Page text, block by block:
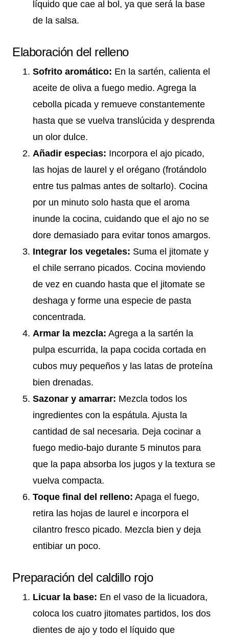
líquido que cae al bol, ya que será la base
de la salsa.
Elaboración del relleno
Sofrito aromático: En la sartén, calienta el
aceite de oliva a fuego medio. Agrega la
cebolla picada y remueve constantemente
hasta que se vuelva translúcida y desprenda
un olor dulce.
Añadir especias: Incorpora el ajo picado,
las hojas de laurel y el orégano (frotándolo
entre tus palmas antes de soltarlo). Cocina
por un minuto solo hasta que el aroma
inunde la cocina, cuidando que el ajo no se
dore demasiado para evitar tonos amargos.
Integrar los vegetales: Suma el jitomate y
el chile serrano picados. Cocina moviendo
de vez en cuando hasta que el jitomate se
deshaga y forme una especie de pasta
concentrada.
Armar la mezcla: Agrega a la sartén la
pulpa escurrida, la papa cocida cortada en
cubos muy pequeños y las latas de proteína
bien drenadas.
Sazonar y amarrar: Mezcla todos los
ingredientes con la espátula. Ajusta la
cantidad de sal necesaria. Deja cocinar a
fuego medio-bajo durante 5 minutos para
que la papa absorba los jugos y la textura se
vuelva compacta.
Toque final del relleno: Apaga el fuego,
retira las hojas de laurel e incorpora el
cilantro fresco picado. Mezcla bien y deja
entibiar un poco.
Preparación del caldillo rojo
Licuar la base: En el vaso de la licuadora,
coloca los cuatro jitomates partidos, los dos
dientes de ajo y todo el líquido que